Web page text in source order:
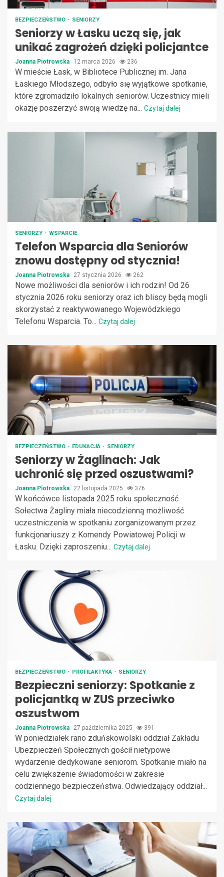
BEZPIECZEŃSTWO SENIORZY
Seniorzy w Łasku uczą się, jak
unikać zagrożeń dzięki policjantce
Joanna Piotrowska 12 marca 2026 236
W mieście Łask, w Bibliotece Publicznej im. Jana
Łaskiego Młodszego, odbyło się wyjątkowe spotkanie,
które zgromadziło lokalnych seniorów. Uczestnicy mieli
okazję poszerzyć swoją wiedzę na... Czytaj dalej
SENIORZY WSPARCIE
Telefon Wsparcia dla Seniorów
znowu dostępny od stycznia!
Joanna Piotrowska 27 stycznia 2026 262
Nowe możliwości dla seniorów i ich rodzin! Od 26
stycznia 2026 roku seniorzy oraz ich bliscy będą mogli
skorzystać z reaktywowanego Wojewódzkiego
Telefonu Wsparcia. To... Czytaj dalej
BEZPIECZEŃSTWO EDUKACJA SENIORZY
Seniorzy w Żaglinach: Jak
uchronić się przed oszustwami?
Joanna Piotrowska 22 listopada 2025 376
W końcówce listopada 2025 roku społeczność
Sołectwa Żagliny miała niecodzienną możliwość
uczestniczenia w spotkaniu zorganizowanym przez
funkcjonariuszy z Komendy Powiatowej Policji w
Łasku. Dzięki zaproszeniu... Czytaj dalej
BEZPIECZEŃSTWO PROFILAKTYKA SENIORZY
Bezpieczni seniorzy: Spotkanie z
policjantką w ZUS przeciwko
oszustwom
Joanna Piotrowska 27 października 2025 391
W poniedziałek rano zduńskowolski oddział Zakładu
Ubezpieczeń Społecznych gościł nietypowe
wydarzenie dedykowane seniorom. Spotkanie miało na
celu zwiększenie świadomości w zakresie
codziennego bezpieczeństwa. Odwiedzający oddział...
Czytaj dalej